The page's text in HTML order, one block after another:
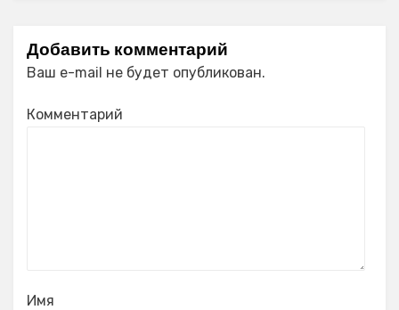
Добавить комментарий
Ваш e-mail не будет опубликован.
Комментарий
Имя